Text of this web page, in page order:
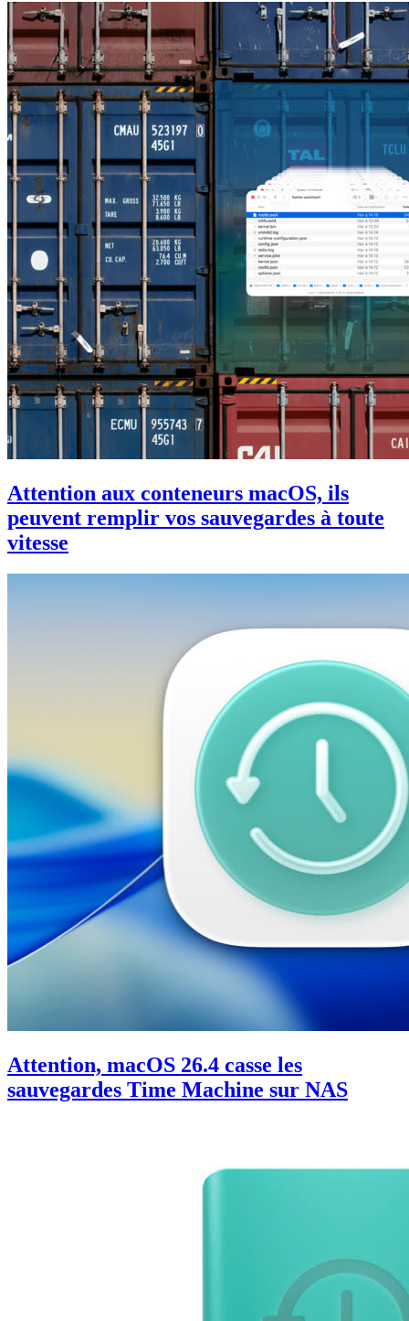
Attention aux conteneurs macOS, ils
peuvent remplir vos sauvegardes à toute
vitesse
Attention, macOS 26.4 casse les
sauvegardes Time Machine sur NAS